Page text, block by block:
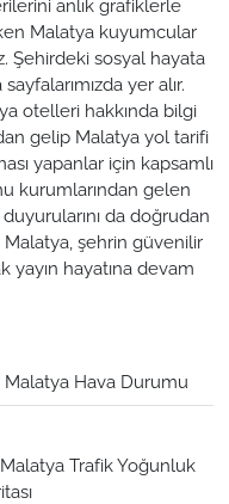
anlık grafiklerle
Malatya kuyumcular
Şehirdeki sosyal hayata
yer alır.
otelleri hakkında bilgi
gelip Malatya yol tarifi
yapanlar için kapsamlı
kurumlarından gelen
da doğrudan
Malatya, şehrin güvenilir
yayın hayatına devam
Malatya Hava Durumu
Malatya Trafik Yoğunluk